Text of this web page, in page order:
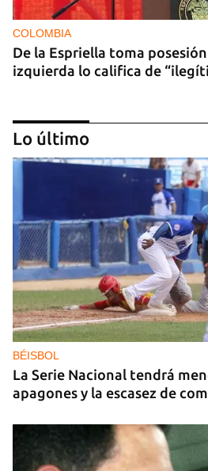
COLOMBIA
De la Espriella toma
izquierda lo califica de
DEPORTACIONES EE UU
El ICE envía a la fuerza a
cuatro cubanos, a la
Lo último
BÉISBOL
La Serie Nacional tendrá
apagones y la escasez de